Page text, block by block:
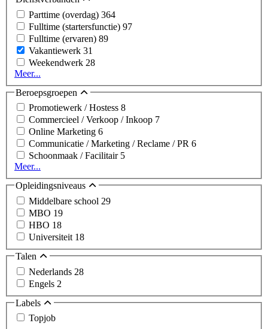
Parttime (overdag) 364
Fulltime (startersfunctie) 97
Fulltime (ervaren) 89
Vakantiewerk 31
Weekendwerk 28
Meer...
Beroepsgroepen
Promotiewerk / Hostess 8
Commercieel / Verkoop / Inkoop 7
Online Marketing 6
Communicatie / Marketing / Reclame / PR 6
Schoonmaak / Facilitair 5
Meer...
Opleidingsniveaus
Middelbare school 29
MBO 19
HBO 18
Universiteit 18
Talen
Nederlands 28
Engels 2
Labels
Topjob